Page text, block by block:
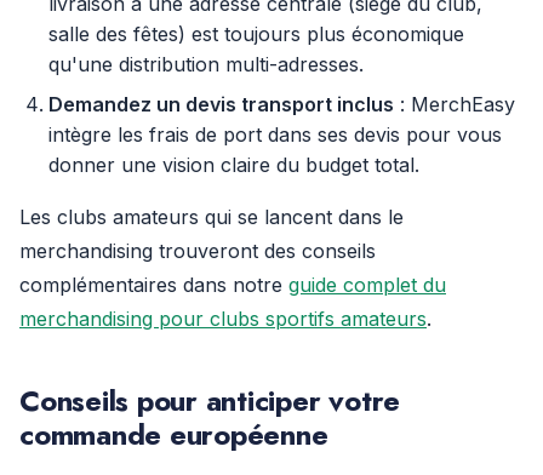
salle des fêtes) est toujours plus économique
qu'une distribution multi-adresses.
Demandez un devis transport inclus : MerchEasy
intègre les frais de port dans ses devis pour vous
donner une vision claire du budget total.
Les clubs amateurs qui se lancent dans le
merchandising trouveront des conseils
complémentaires dans notre guide complet du
merchandising pour clubs sportifs amateurs.
Conseils pour anticiper votre
commande européenne